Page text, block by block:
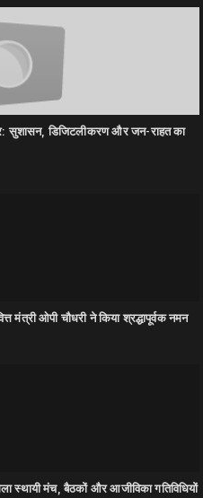
सुशासन, डिजिटलीकरण और जन-राहत का
मंत्री ओपी चौधरी ने किया श्रद्धापूर्वक नमन
स्थायी मंच, बैठकों और आजीविका गतिविधियों